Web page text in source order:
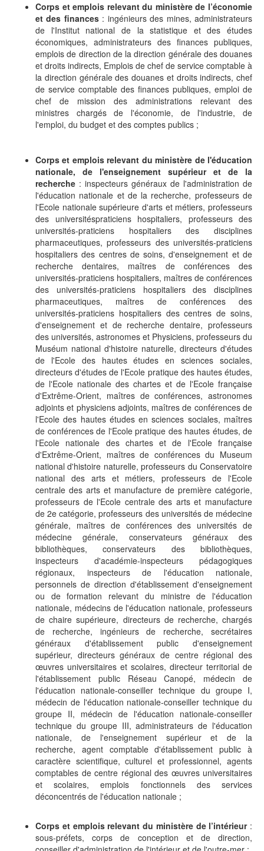
Corps et emplois relevant du ministère de l’économie
et des finances : ingénieurs des mines, administrateurs
de l'Institut national de la statistique et des études
économiques, administrateurs des finances publiques,
emplois de direction de la direction générale des douanes
et droits indirects, Emplois de chef de service comptable à
la direction générale des douanes et droits indirects, chef
de service comptable des finances publiques, emploi de
chef de mission des administrations relevant des
ministres chargés de l'économie, de l'industrie, de
l'emploi, du budget et des comptes publics ;
Corps et emplois relevant du ministère de l'éducation
nationale, de l'enseignement supérieur et de la
recherche : inspecteurs généraux de l'administration de
l'éducation nationale et de la recherche, professeurs de
l'Ecole nationale supérieure d'arts et métiers, professeurs
des universitéspraticiens hospitaliers, professeurs des
universités-praticiens hospitaliers des disciplines
pharmaceutiques, professeurs des universités-praticiens
hospitaliers des centres de soins, d'enseignement et de
recherche dentaires, maîtres de conférences des
universités-praticiens hospitaliers, maîtres de conférences
des universités-praticiens hospitaliers des disciplines
pharmaceutiques, maîtres de conférences des
universités-praticiens hospitaliers des centres de soins,
d'enseignement et de recherche dentaire, professeurs
des universités, astronomes et Physiciens, professeurs du
Muséum national d'histoire naturelle, directeurs d'études
de l'Ecole des hautes études en sciences sociales,
directeurs d'études de l'Ecole pratique des hautes études,
de l'Ecole nationale des chartes et de l'Ecole française
d'Extrême-Orient, maîtres de conférences, astronomes
adjoints et physiciens adjoints, maîtres de conférences de
l'Ecole des hautes études en sciences sociales, maîtres
de conférences de l'Ecole pratique des hautes études, de
l'Ecole nationale des chartes et de l'Ecole française
d'Extrême-Orient, maîtres de conférences du Museum
national d'histoire naturelle, professeurs du Conservatoire
national des arts et métiers, professeurs de l'Ecole
centrale des arts et manufacture de première catégorie,
professeurs de l'Ecole centrale des arts et manufacture
de 2e catégorie, professeurs des universités de médecine
générale, maîtres de conférences des universités de
médecine générale, conservateurs généraux des
bibliothèques, conservateurs des bibliothèques,
inspecteurs d'académie-inspecteurs pédagogiques
régionaux, inspecteurs de l'éducation nationale,
personnels de direction d'établissement d'enseignement
ou de formation relevant du ministre de l'éducation
nationale, médecins de l'éducation nationale, professeurs
de chaire supérieure, directeurs de recherche, chargés
de recherche, ingénieurs de recherche, secrétaires
généraux d'établissement public d'enseignement
supérieur, directeurs généraux de centre régional des
œuvres universitaires et scolaires, directeur territorial de
l'établissement public Réseau Canopé, médecin de
l'éducation nationale-conseiller technique du groupe I,
médecin de l'éducation nationale-conseiller technique du
groupe II, médecin de l'éducation nationale-conseiller
technique du groupe III, administrateurs de l'éducation
nationale, de l'enseignement supérieur et de la
recherche, agent comptable d'établissement public à
caractère scientifique, culturel et professionnel, agents
comptables de centre régional des œuvres universitaires
et scolaires, emplois fonctionnels des services
déconcentrés de l'éducation nationale ;
Corps et emplois relevant du ministère de l’intérieur :
sous-préfets, corps de conception et de direction,